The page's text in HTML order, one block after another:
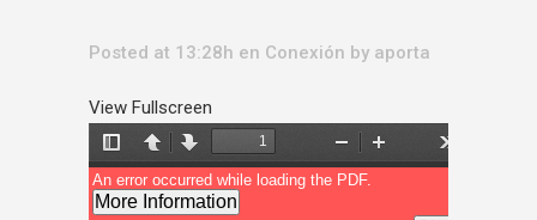
Posted at 13:28h en Conexión by aporta
View Fullscreen